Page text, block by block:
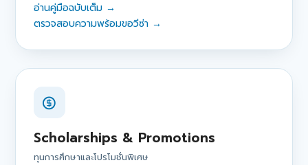
อ่านคู่มือฉบับเต็ม →
ตรวจสอบความพร้อมขอวีซ่า →
Scholarships & Promotions
ทุนการศึกษาและโปรโมชั่นพิเศษ